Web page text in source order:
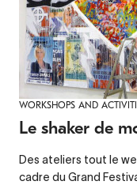
WORKSHOPS AND
Le shaker de
Des ateliers tout le
cadre du Grand